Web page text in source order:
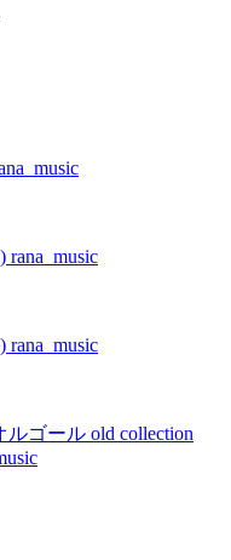
rana_music
rana_music
ゴール old collection